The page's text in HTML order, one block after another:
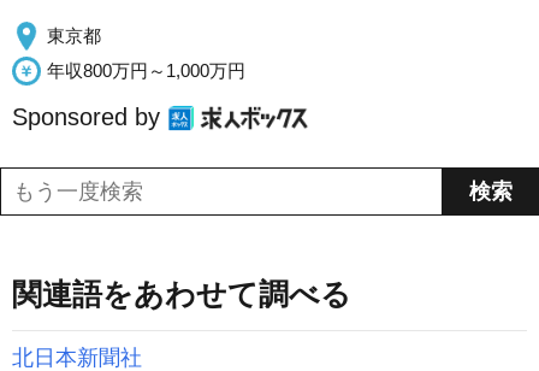
東京都
年収800万円～1,000万円
Sponsored by
関連語をあわせて調べる
北日本新聞社